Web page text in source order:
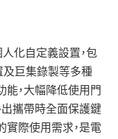
化自定義設置，包
及巨集錄製等多種
能，大幅降低使用門
出攜帶時全面保護鍵
實際使用需求，是電